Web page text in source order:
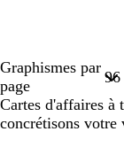
Graphismes par
page
Cartes d'affaires à
concrétisons votre